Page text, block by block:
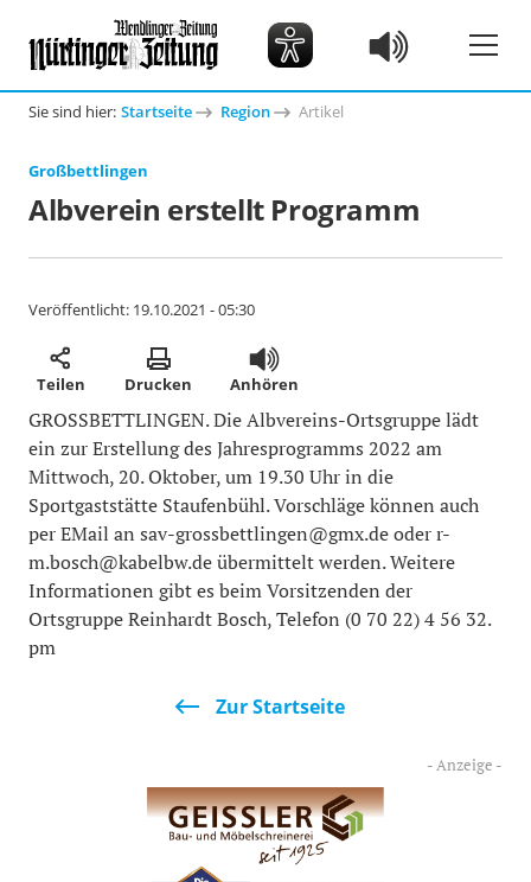
Sie sind hier: Startseite Region Artikel
Großbettlingen
Albverein erstellt Programm
Veröffentlicht: 19.10.2021 - 05:30
Teilen Drucken Anhören
GROSSBETTLINGEN. Die Albvereins-Ortsgruppe lädt
ein zur Erstellung des Jahresprogramms 2022 am
Mittwoch, 20. Oktober, um 19.30 Uhr in die
Sportgaststätte Staufenbühl. Vorschläge können auch
per EMail an sav-grossbettlingen@gmx.de oder r-
m.bosch@kabelbw.de übermittelt werden. Weitere
Informationen gibt es beim Vorsitzenden der
Ortsgruppe Reinhardt Bosch, Telefon (0 70 22) 4 56 32.
pm
Zur Startseite